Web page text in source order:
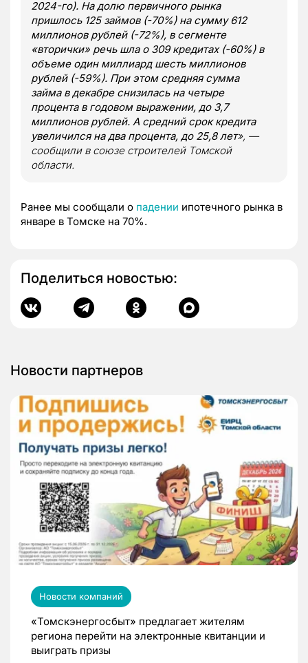
2024-го). На долю первичного рынка
пришлось 125 займов (-70%) на сумму 612
миллионов рублей (-72%), в сегменте
«вторички» речь шла о 309 кредитах (-60%) в
объеме один миллиард шесть миллионов
рублей (-59%). При этом средняя сумма
займа в декабре снизилась на четыре
процента в годовом выражении, до 3,7
миллионов рублей. А средний срок кредита
увеличился на два процента, до 25,8 лет», —
сообщили в союзе строителей Томской
области.
Ранее мы сообщали о падении ипотечного рынка в
январе в Томске на 70%.
Поделиться новостью:
Новости партнеров
Новости компаний
«Томскэнергосбыт» предлагает жителям
региона перейти на электронные квитанции и
выиграть призы